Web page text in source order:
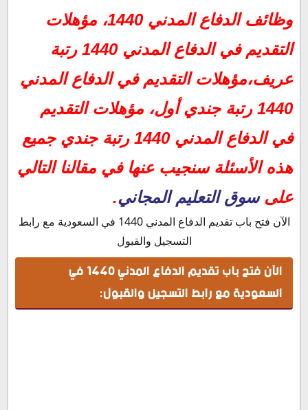
وظائف الدفاع المدني 1440، مؤهلات
التقديم في الدفاع المدني 1440 رتبة
عريف،مؤهلات التقديم في الدفاع المدني
1440 رتبة جندي أول، مؤهلات التقديم
في الدفاع المدني 1440 رتبة جندي جميع
هذه الأسئلة سنجيب عنها في مقالنا التالي
علىسوق التعليم المجاني.
الآن فتح باب تقديم الدفاع المدني 1440 في السعودية مع رابط
التسجيل والقبول
الآن فتح باب تقديم الدفاع المدني 1440 في
السعودية مع رابط التسجيل والقبول: